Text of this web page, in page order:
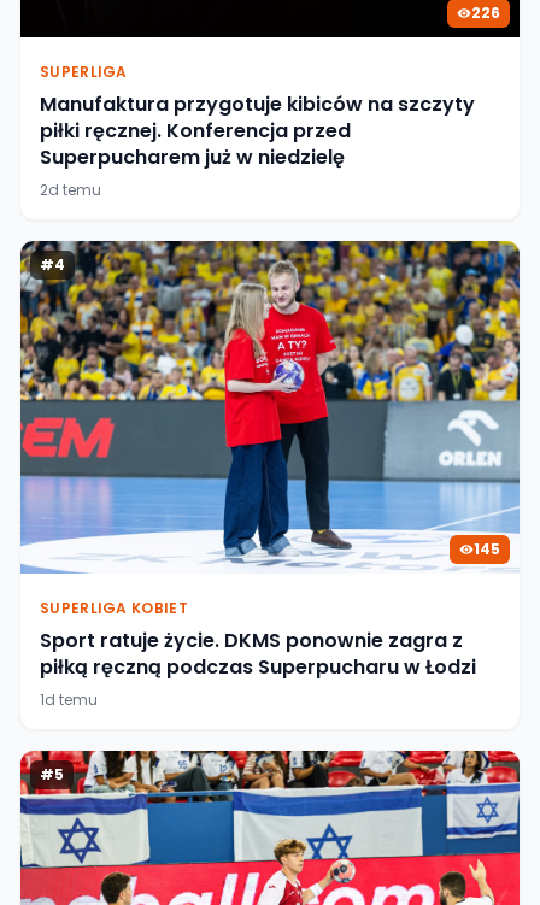
226
SUPERLIGA
Manufaktura przygotuje kibiców na szczyty
piłki ręcznej. Konferencja przed
Superpucharem już w niedzielę
2d temu
#4
145
SUPERLIGA KOBIET
Sport ratuje życie. DKMS ponownie zagra z
piłką ręczną podczas Superpucharu w Łodzi
1d temu
#5